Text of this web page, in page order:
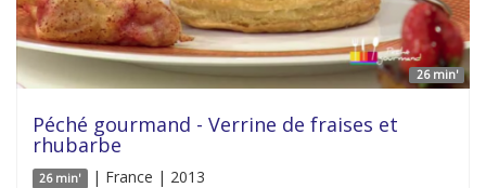
26 min'
Péché gourmand - Verrine de fraises et
rhubarbe
26 min' | France | 2013